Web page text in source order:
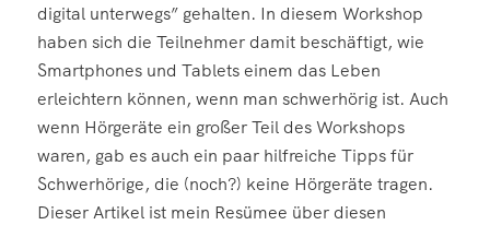
digital unterwegs” gehalten. In diesem Workshop
haben sich die Teilnehmer damit beschäftigt, wie
Smartphones und Tablets einem das Leben
erleichtern können, wenn man schwerhörig ist. Auch
wenn Hörgeräte ein großer Teil des Workshops
waren, gab es auch ein paar hilfreiche Tipps für
Schwerhörige, die (noch?) keine Hörgeräte tragen.
Dieser Artikel ist mein Resümee über diesen